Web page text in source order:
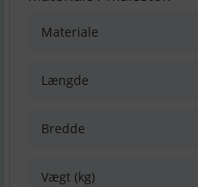
Materiale
Længde
Bredde
Vægt (kg)